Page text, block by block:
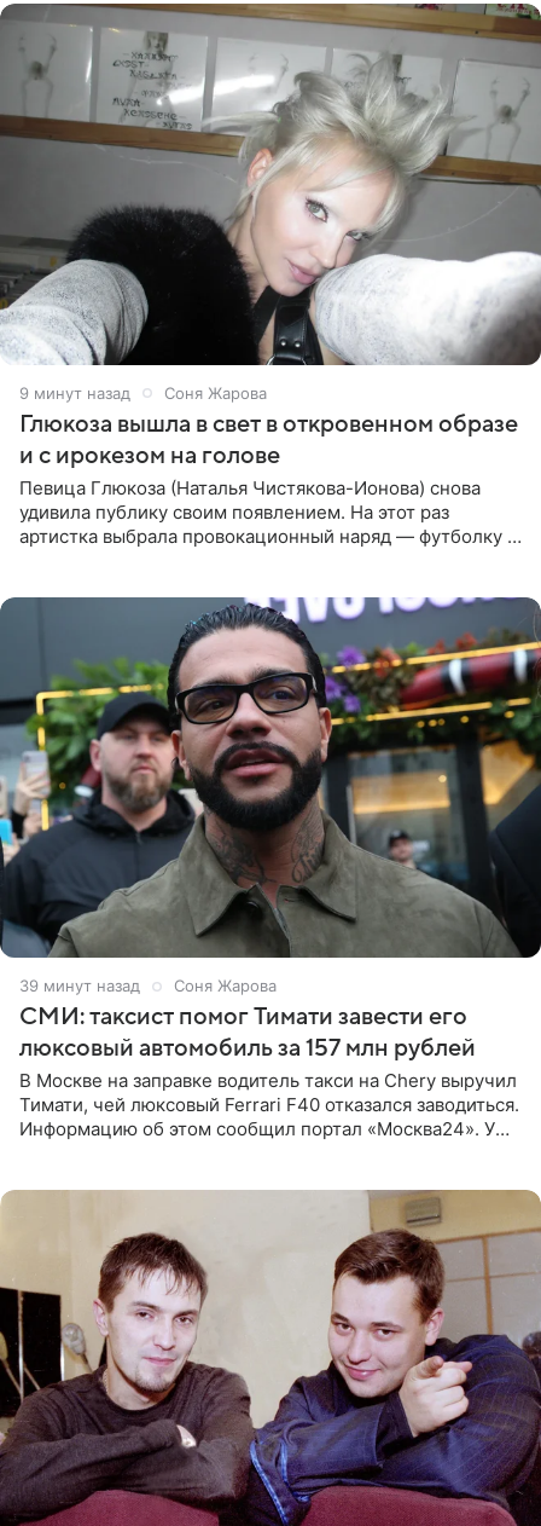
9 минут назад Соня Жарова
Глюкоза вышла в свет в откровенном образе
и с ирокезом на голове
Певица Глюкоза (Наталья Чистякова-Ионова) снова
удивила публику своим появлением. На этот раз
артистка выбрала провокационный наряд — футболку с
39 минут назад Соня Жарова
СМИ: таксист помог Тимати завести его
люксовый автомобиль за 157 млн рублей
В Москве на заправке водитель такси на Chery выручил
Тимати, чей люксовый Ferrari F40 отказался заводиться.
Информацию об этом сообщил портал «Москва24». У